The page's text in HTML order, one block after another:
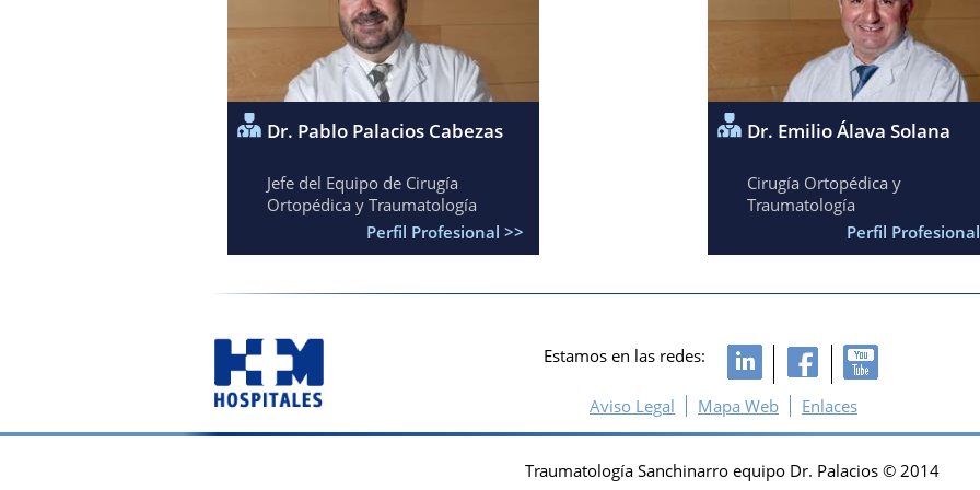
Dr. Pablo Palacios Cabezas
Jefe del Equipo de Cirugía
Ortopédica y Traumatología
Perfil Profesional >>
Dr. Emilio Álava Solana
Cirugía Ortopédica y
Traumatología
Perfil
Estamos en las redes:
Aviso Legal Mapa Web Enlaces
Traumatología Sanchinarro equipo Dr. Palacios © 2014